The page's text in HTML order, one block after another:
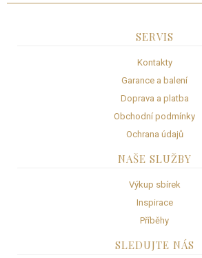
SERVIS
Kontakty
Garance a balení
Doprava a platba
Obchodní podmínky
Ochrana údajů
NAŠE SLUŽBY
Výkup sbírek
Inspirace
Příběhy
SLEDUJTE NÁS